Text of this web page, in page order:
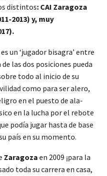
distintos: CAI Zaragoza
2013) y, muy
un ‘jugador bisagra’ entre
de las dos posiciones pueda
todo al inicio de su
como para ser alero,
en el puesto de ala-
en la lucha por el rebote
podía jugar hasta de base
país en su momento.
Zaragoza en 2009 ¡para la
toda su carrera en casa,